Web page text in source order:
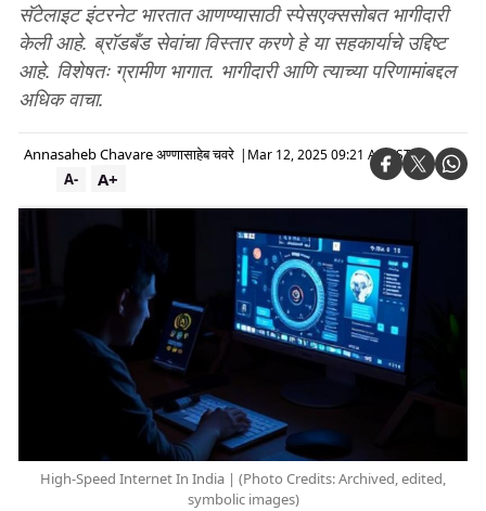
सॅटेलाइट इंटरनेट भारतात आणण्यासाठी स्पेसएक्ससोबत भागीदारी
केली आहे. ब्रॉडबँड सेवांचा विस्तार करणे हे या सहकार्याचे उद्दिष्ट
आहे. विशेषतः ग्रामीण भागात. भागीदारी आणि त्याच्या परिणामांबद्दल
अधिक वाचा.
Annasaheb Chavare अण्णासाहेब चवरे | Mar 12, 2025 09:21 AM IST
A+
A-
High-Speed Internet In India | (Photo Credits: Archived, edited,
symbolic images)